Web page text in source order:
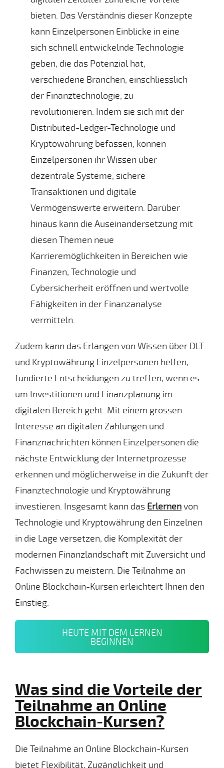
bieten. Das Verständnis dieser Konzepte
kann Einzelpersonen Einblicke in eine
sich schnell entwickelnde Technologie
geben, die das Potenzial hat,
verschiedene Branchen, einschliesslich
der Finanztechnologie, zu
revolutionieren. Indem sie sich mit der
Distributed-Ledger-Technologie und
Kryptowährung befassen, können
Einzelpersonen ihr Wissen über
dezentrale Systeme, sichere
Transaktionen und digitale
Vermögenswerte erweitern. Darüber
hinaus kann die Auseinandersetzung mit
diesen Themen neue
Karrieremöglichkeiten in Bereichen wie
Finanzen, Technologie und
Cybersicherheit eröffnen und wertvolle
Fähigkeiten in der Finanzanalyse
vermitteln.
Zudem kann das Erlangen von Wissen über DLT
und Kryptowährung Einzelpersonen helfen,
fundierte Entscheidungen zu treffen, wenn es
um Investitionen und Finanzplanung im
digitalen Bereich geht. Mit einem grossen
Interesse an digitalen Zahlungen und
Finanznachrichten können Einzelpersonen die
nächste Entwicklung der Internetprozesse
erkennen und möglicherweise in die Zukunft der
Finanztechnologie und Kryptowährung
investieren. Insgesamt kann das Erlernenvon
Technologie und Kryptowährung den Einzelnen
in die Lage versetzen, die Komplexität der
modernen Finanzlandschaft mit Zuversicht und
Fachwissen zu meistern. Die Teilnahme an
Online Blockchain-Kursen erleichtert Ihnen den
Einstieg.
HEUTE MIT DEM LERNEN
BEGINNEN
Was sind die Vorteile der
Teilnahme an Online
Blockchain-Kursen?
Die Teilnahme an Online Blockchain-Kursen
bietet Flexibilität, Zugänglichkeit und